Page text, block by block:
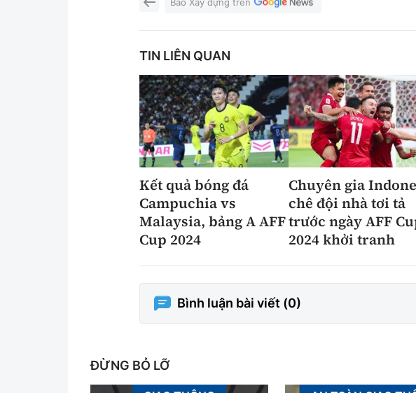
TIN LIÊN QUAN
Kết quả bóng đá
Campuchia vs
Malaysia, bảng A AFF
Cup 2024
Chuyên gia
chê đội nhà tơi tả
trước ngày AFF
2024 khởi tranh
Bình luận bài viết (0)
ĐỪNG BỎ LỠ